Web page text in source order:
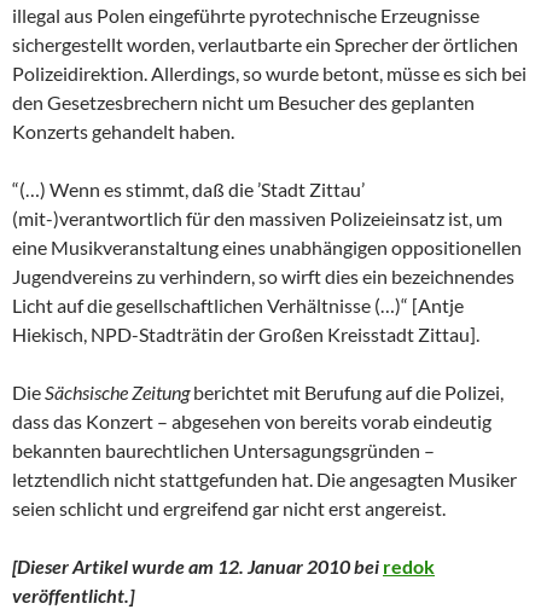
illegal aus Polen eingeführte pyrotechnische Erzeugnisse
sichergestellt worden, verlautbarte ein Sprecher der örtlichen
Polizeidirektion. Allerdings, so wurde betont, müsse es sich bei
den Gesetzesbrechern nicht um Besucher des geplanten
Konzerts gehandelt haben.
“(…) Wenn es stimmt, daß die ’Stadt Zittau’
(mit-)verantwortlich für den massiven Polizeieinsatz ist, um
eine Musikveranstaltung eines unabhängigen oppositionellen
Jugendvereins zu verhindern, so wirft dies ein bezeichnendes
Licht auf die gesellschaftlichen Verhältnisse (…)“ [Antje
Hiekisch, NPD-Stadträtin der Großen Kreisstadt Zittau].
DieSächsische Zeitungberichtet mit Berufung auf die Polizei,
dass das Konzert – abgesehen von bereits vorab eindeutig
bekannten baurechtlichen Untersagungsgründen –
letztendlich nicht stattgefunden hat. Die angesagten Musiker
seien schlicht und ergreifend gar nicht erst angereist.
[Dieser Artikel wurde am 12. Januar 2010 bei redok
veröffentlicht.]